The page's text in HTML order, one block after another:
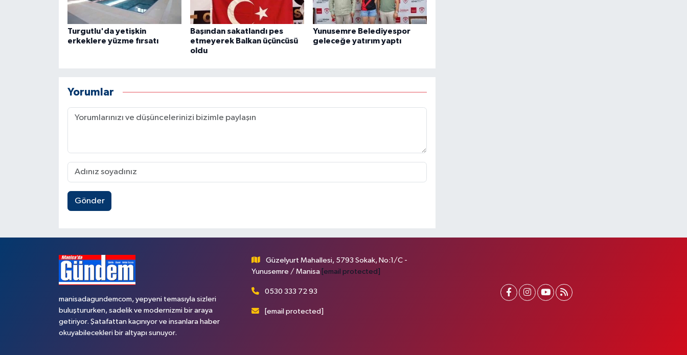
Turgutlu'da yetişkin
erkeklere yüzme fırsatı
Başından sakatlandı pes
etmeyerek Balkan üçüncüsü
oldu
Yunusemre Belediyespor
geleceğe yatırım yaptı
Yorumlar
Gönder
manisadagundemcom, yepyeni temasıyla sizleri
buluştururken, sadelik ve modernizmi bir araya
getiriyor. Şatafattan kaçınıyor ve insanlara haber
okuyabilecekleri bir altyapı sunuyor.
Güzelyurt Mahallesi, 5793 Sokak, No:1/C -
Yunusemre / Manisa [email protected]
0530 333 72 93
[email protected]